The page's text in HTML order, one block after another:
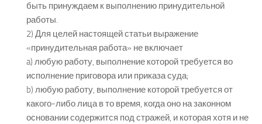
быть принуждаем к выполнению принудительной
работы.
2) Для целей настоящей статьи выражение
«принудительная работа» не включает
a) любую работу, выполнение которой требуется во
исполнение приговора или приказа суда;
b) любую работу, выполнение которой требуется от
какого-либо лица в то время, когда оно на законном
основании содержится под стражей, и которая хотя и не